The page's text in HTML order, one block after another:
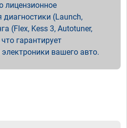
лицензионное
(Launch,
(Flex, Kess 3, Autotuner,
гарантирует
вашего авто.